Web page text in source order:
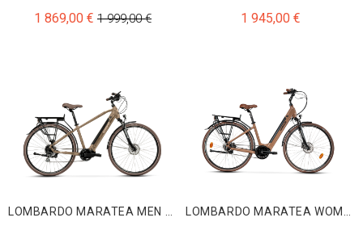
1 869,00 € 1 999,00 € 1 945,00 €